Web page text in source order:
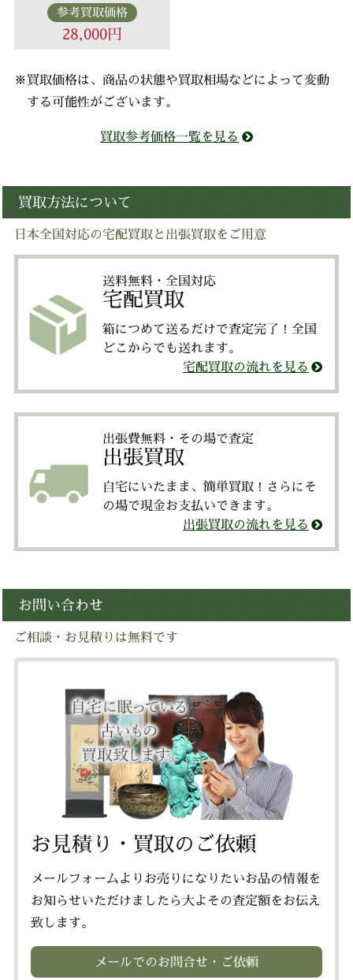
参考買取価格
28,000円
※買取価格は、商品の状態や買取相場などによって変動
する可能性がございます。
買取参考価格一覧を見る
買取方法について
日本全国対応の宅配買取と出張買取をご用意
送料無料・全国対応
宅配買取
箱につめて送るだけで査定完了！全国
どこからでも送れます。
宅配買取の流れを見る
出張費無料・その場で査定
出張買取
自宅にいたまま、簡単買取！さらにそ
の場で現金お支払いできます。
出張買取の流れを見る
お問い合わせ
ご相談・お見積りは無料です
お見積り・買取のご依頼
メールフォームよりお売りになりたいお品の情報を
お知らせいただけましたら大よその査定額をお伝え
致します。
メールでのお問合せ・ご依頼